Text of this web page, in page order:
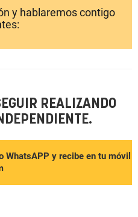
y hablaremos contigo
REALIZANDO
WhatsAPP y recibe en tu móvil